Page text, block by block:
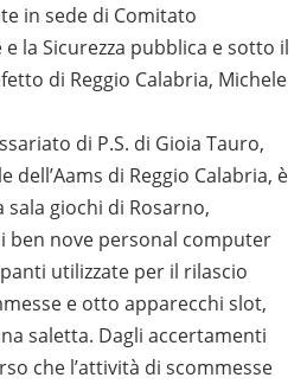
in sede di Comitato
la Sicurezza pubblica e sotto il
di Reggio Calabria, Michele
di P.S. di Gioia Tauro,
di Reggio Calabria, è
giochi di Rosarno,
ben nove personal computer
utilizzate per il rilascio
e otto apparecchi slot,
saletta. Dagli accertamenti
che l’attività di scommesse